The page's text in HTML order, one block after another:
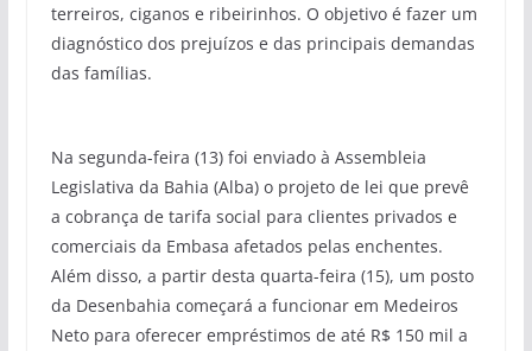
terreiros, ciganos e ribeirinhos. O objetivo é fazer um
diagnóstico dos prejuízos e das principais demandas
das famílias.
Na segunda-feira (13) foi enviado à Assembleia
Legislativa da Bahia (Alba) o projeto de lei que prevê
a cobrança de tarifa social para clientes privados e
comerciais da Embasa afetados pelas enchentes.
Além disso, a partir desta quarta-feira (15), um posto
da Desenbahia começará a funcionar em Medeiros
Neto para oferecer empréstimos de até R$ 150 mil a